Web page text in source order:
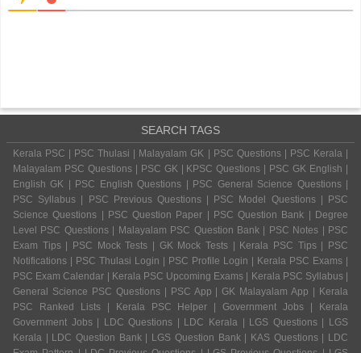
SEARCH TAGS
Kerala PSC | PSC Thulasi | Malayalam GK | PSC Questions | PSC Kerala |
Malayalam PSC Questions | PSC GK | KPSC Questions | PSC GK English |
English GK | PSC English Questions | PSC General Science Questions |
PSC Syllabus | PSC Previous Questions | PSC Model Questions | PSC
Science Questions | PSC Question Paper | PSC Question Bank | Degree
Level PSC Questions | Malayalam PSC Question Bank | PSC Notes | PSC
Exam Tips | PSC Mock Tests | GK Mock Tests | Kerala PSC Tips | PSC
Notifications | PSC Thulasi Login | PSC Profile Login | Kerala PSC Exams |
PSC Exam Calendar | Kerala PSC Upcoming Exams | Kerala PSC Syllabus |
General Science PSC Questions | PSC App | GK Malayalam App | Kerala
PSC Ranked Lists | Kerala PSC Helper | Government Jobs | Kerala
Government Jobs | LDC Questions | LDC Kerala | LGS Questions | LGS
Kerala | LDC Question Bank | LGS Question Bank | KAS Questions | LDC